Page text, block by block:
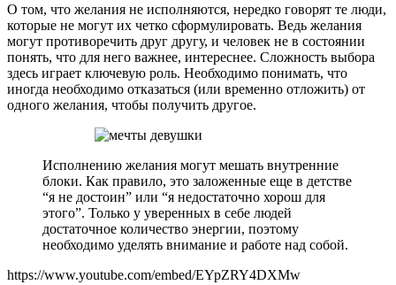
О том, что желания не исполняются, нередко говорят те люди,
которые не могут их четко сформулировать. Ведь желания
могут противоречить друг другу, и человек не в состоянии
понять, что для него важнее, интереснее. Сложность выбора
здесь играет ключевую роль. Необходимо понимать, что
иногда необходимо отказаться (или временно отложить) от
одного желания, чтобы получить другое.
Исполнению желания могут мешать внутренние
блоки. Как правило, это заложенные еще в детстве
“я не достоин” или “я недостаточно хорош для
этого”. Только у уверенных в себе людей
достаточное количество энергии, поэтому
необходимо уделять внимание и работе над собой.
https://www.youtube.com/embed/EYpZRY4DXMw